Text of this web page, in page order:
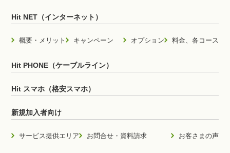
Hit NET（インターネット）
概要・メリット 料金、各コース
キャンペーン オプション
Hit PHONE（ケーブルライン）
Hit スマホ（格安スマホ）
新規加入者向け
サービス提供エリア お客さまの声
お問合せ・資料請求